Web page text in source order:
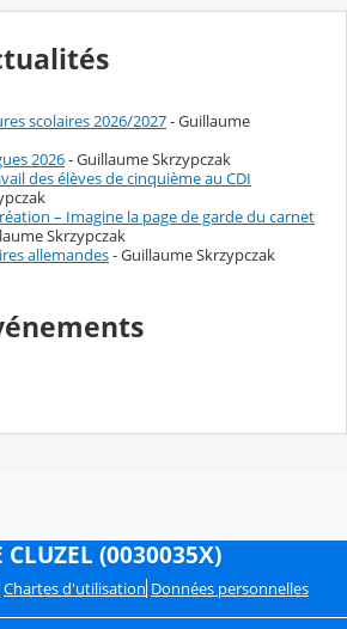
scolaires 2026/2027- Guillaume
2026- Guillaume Skrzypczak
des élèves de cinquième au CDI
– Imagine la page de garde du carnet
Skrzypczak
allemandes- Guillaume Skrzypczak
CLUZEL (0030035X)
Chartes d'utilisation Données personnelles